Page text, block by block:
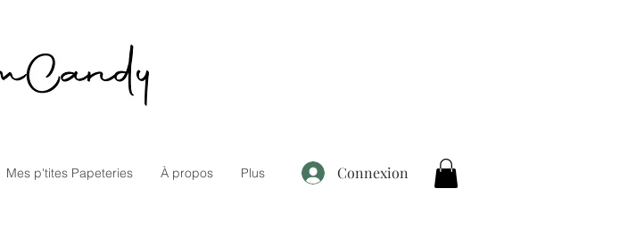
Mes p'tites Papeteries À propos Plus Connexion